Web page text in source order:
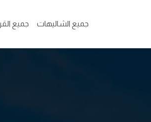
جميع الشاليهات جميع